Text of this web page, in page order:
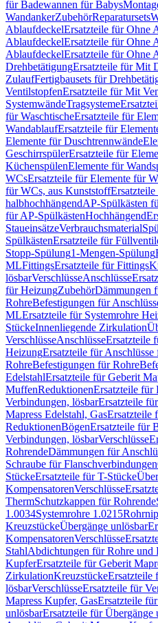
für Badewannen für Babys
WandankerZubehörReparatursets
AblaufdeckelErsatzteile für Ohne
AblaufdeckelErsatzteile für Ohne
AblaufdeckelErsatzteile für Ohne
DrehbetätigungErsatzteile für Mit
ZulaufFertigbausets für
VentilstopfenErsatzteile für Mit
SystemwändeTragsysteme
für WaschtischeErsatzteile für
WandablaufErsatzteile für
Elemente für Duschtrennwände
GeschirrspülerErsatzteile für
KüchenspülenElemente für
WCsErsatzteile für Elemente für
für WCs, aus Kunststoff
halbhochhängendAP-Spülkästen
für AP-SpülkästenHochhängend
StaueinsätzeVerbrauchsmaterial
SpülkästenErsatzteile für
Stopp-Spülung1-Mengen-Spülung
MLFittingsErsatzteile für Fittings
lösbarVerschlüsseAnschlüsse
für HeizungZubehörDämmungen
RohreBefestigungen für
MLErsatzteile für Systemrohre
StückeInnenliegende Zirkulation
VerschlüsseAnschlüsseErsatzteile
HeizungErsatzteile für
RohreBefestigungen für Rohre
EdelstahlErsatzteile für Geberit
MuffenReduktionenErsatzteile für
Verbindungen, lösbarErsatzteile
Mapress Edelstahl, GasErsatzteile
ReduktionenBögenErsatzteile für
Verbindungen, lösbarVerschlüsse
RohrendeDämmungen für
Schraube für Flanschverbindungen
StückeErsatzteile für T-Stücke
KompensatorenVerschlüsse
ThermSchutzkappen für Rohrende
1.0034Systemrohre 1.0215
KreuzstückeÜbergänge unlösbar
KompensatorenVerschlüsse
StahlAbdichtungen für Rohre und
KupferErsatzteile für Geberit
ZirkulationKreuzstückeErsatzteile
lösbarVerschlüsseErsatzteile für
Mapress Kupfer, GasErsatzteile
unlösbarErsatzteile für Übergänge